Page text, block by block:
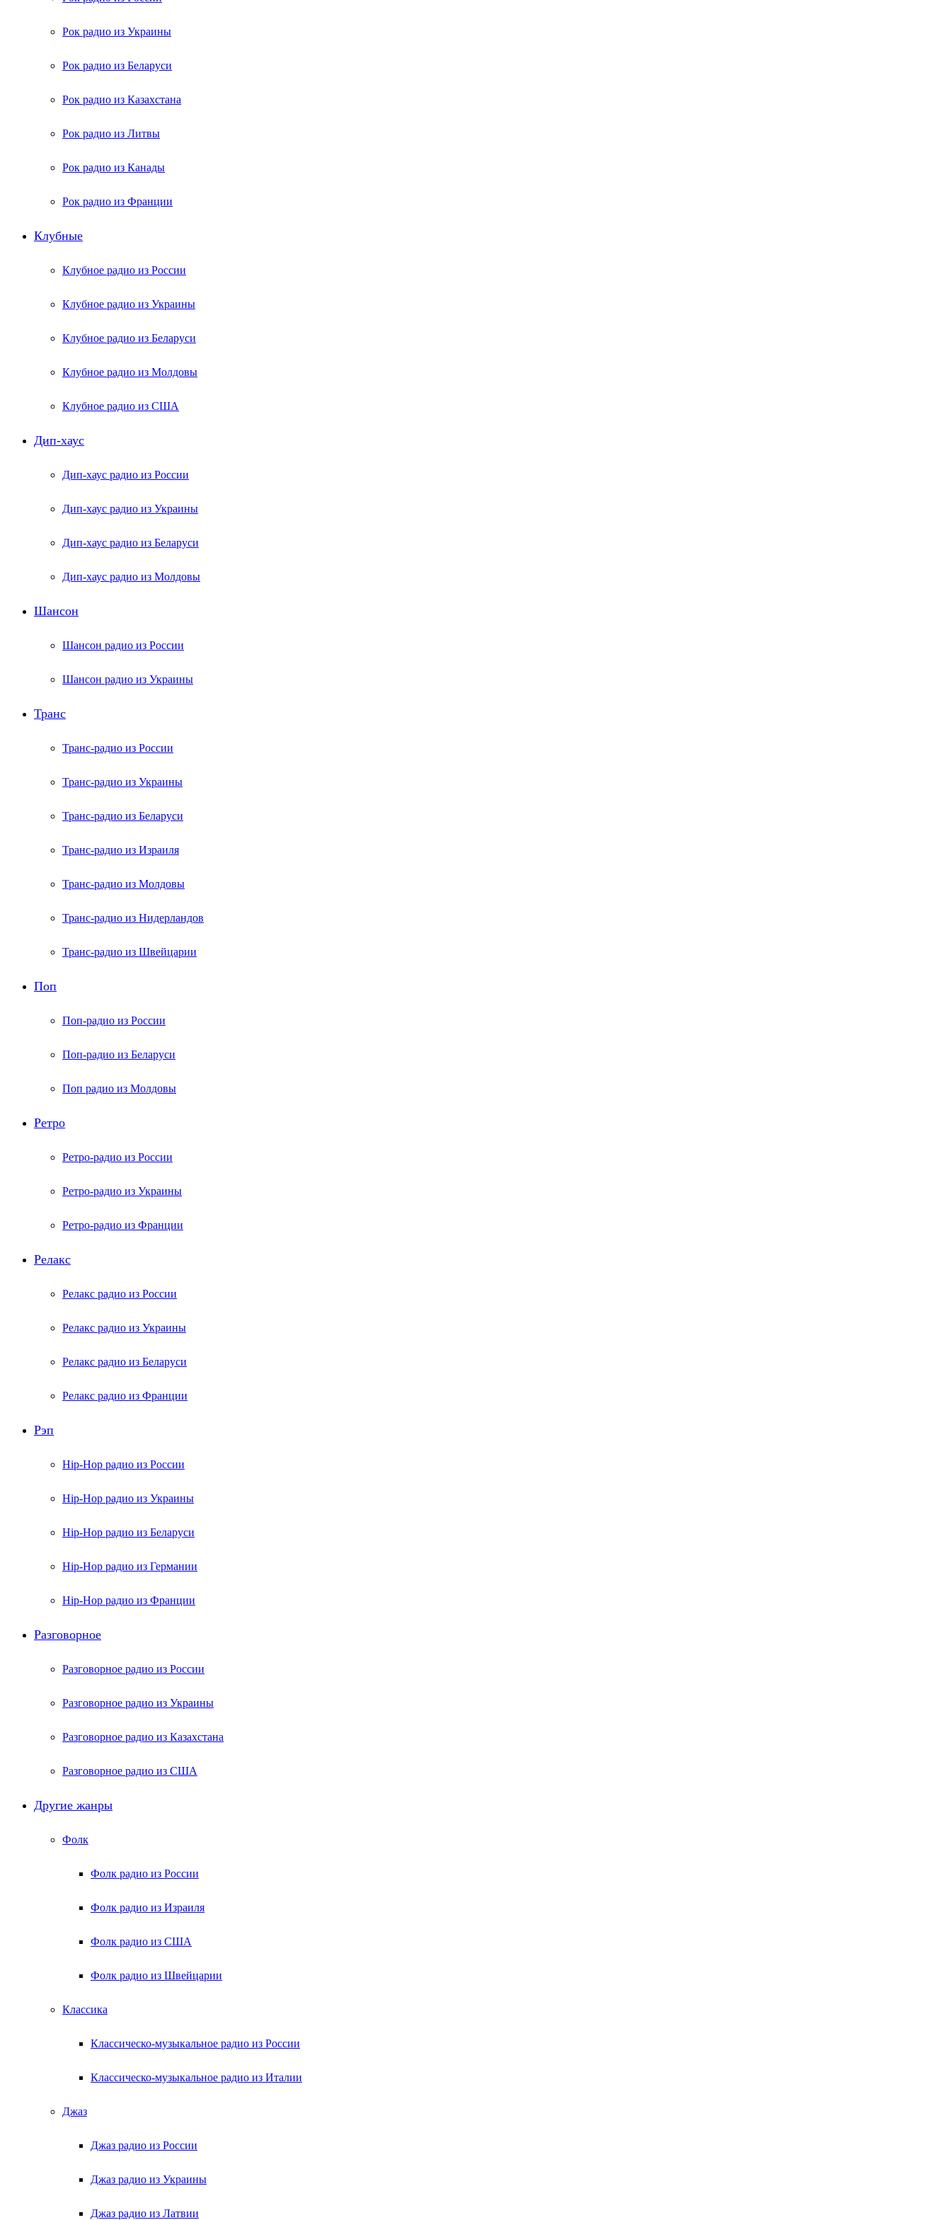
Рок радио из Украины
Рок радио из Беларуси
Рок радио из Казахстана
Рок радио из Литвы
Рок радио из Канады
Рок радио из Франции
Клубные
Клубное радио из России
Клубное радио из Украины
Клубное радио из Беларуси
Клубное радио из Молдовы
Клубное радио из США
Дип-хаус
Дип-хаус радио из России
Дип-хаус радио из Украины
Дип-хаус радио из Беларуси
Дип-хаус радио из Молдовы
Шансон
Шансон радио из России
Шансон радио из Украины
Транс
Транс-радио из России
Транс-радио из Украины
Транс-радио из Беларуси
Транс-радио из Израиля
Транс-радио из Молдовы
Транс-радио из Нидерландов
Транс-радио из Швейцарии
Поп
Поп-радио из России
Поп-радио из Беларуси
Поп радио из Молдовы
Ретро
Ретро-радио из России
Ретро-радио из Украины
Ретро-радио из Франции
Релакс
Релакс радио из России
Релакс радио из Украины
Релакс радио из Беларуси
Релакс радио из Франции
Рэп
Hip-Hop радио из России
Hip-Hop радио из Украины
Hip-Hop радио из Беларуси
Hip-Hop радио из Германии
Hip-Hop радио из Франции
Разговорное
Разговорное радио из России
Разговорное радио из Украины
Разговорное радио из Казахстана
Разговорное радио из США
Другие жанры
Фолк
Фолк радио из России
Фолк радио из Израиля
Фолк радио из США
Фолк радио из Швейцарии
Классика
Классическо-музыкальное радио из России
Классическо-музыкальное радио из Италии
Джаз
Джаз радио из России
Джаз радио из Украины
Джаз радио из Латвии